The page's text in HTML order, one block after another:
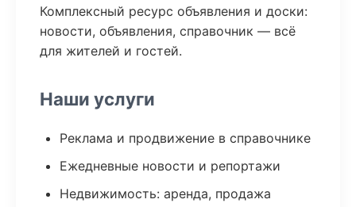
Комплексный ресурс объявления и доски:
новости, объявления, справочник — всё
для жителей и гостей.
Наши услуги
Реклама и продвижение в справочнике
Ежедневные новости и репортажи
Недвижимость: аренда, продажа